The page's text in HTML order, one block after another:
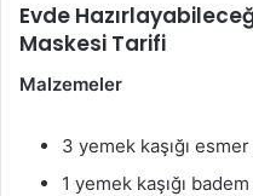
Evde
Maskesi Tarifi
Malzemeler
3 yemek kaşığı
1 yemek kaşığı badem